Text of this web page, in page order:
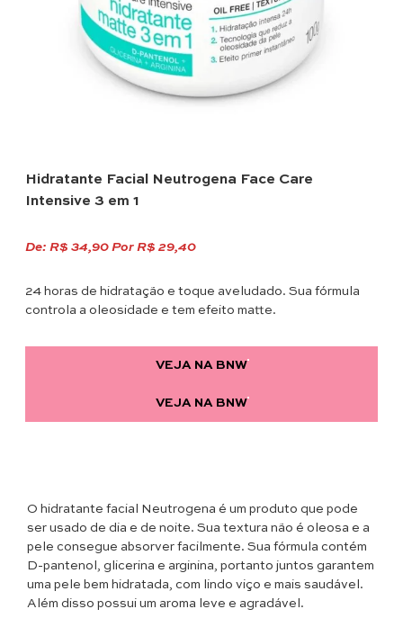
Hidratante Facial Neutrogena Face Care
Intensive 3 em 1
De: R$ 34,90 Por R$ 29,40
24 horas de hidratação e toque aveludado. Sua fórmula
controla a oleosidade e tem efeito matte.
VEJA NA BNW
VEJA NA BNW
O hidratante facial Neutrogena é um produto que pode
ser usado de dia e de noite. Sua textura não é oleosa e a
pele consegue absorver facilmente. Sua fórmula contém
D-pantenol, glicerina e arginina, portanto juntos garantem
uma pele bem hidratada, com lindo viço e mais saudável.
Além disso possui um aroma leve e agradável.